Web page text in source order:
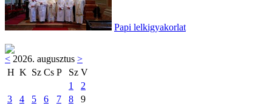
Papi lelkigyakorlat
< 2026. augusztus >
H K Sz Cs P Sz V
1
2
3
4 5 6 7 8
9